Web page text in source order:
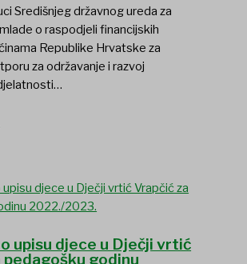
Središnjeg državnog ureda za
o raspodjeli financijskih
Republike Hrvatske za
za održavanje i razvoj
upisu djece u Dječji vrtić
pedagošku godinu